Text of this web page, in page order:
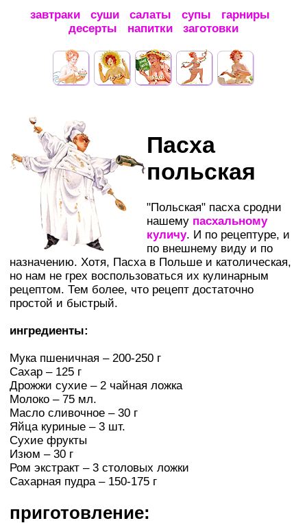
завтраки суши салаты супы
гарниры
десерты
напитки заготовки
Пасха
польская
"Польская" пасха сродни
нашему пасхальному
куличу. И по рецептуре, и
по внешнему виду и по
назначению. Хотя, Пасха в Польше и католическая,
но нам не грех воспользоваться их кулинарным
рецептом. Тем более, что рецепт достаточно
простой и быстрый.
ингредиенты:
Мука пшеничная – 200-250 г
Сахар – 125 г
Дрожжи сухие – 2 чайная ложка
Молоко – 75 мл.
Масло сливочное – 30 г
Яйца куриные – 3 шт.
Сухие фрукты
Изюм – 30 г
Ром экстракт – 3 столовых ложки
Сахарная пудра – 150-175 г
приготовление: